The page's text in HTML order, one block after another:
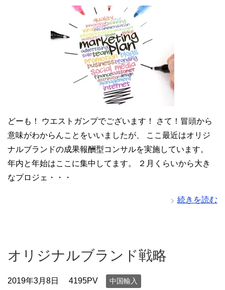
どーも！ ウエストガンプでございます！ さて！冒頭から
意味がわからんことをいいましたが、 ここ最近はオリジ
ナルブランドの成果報酬型コンサルを実施しています。
年内と年始はここに集中してます。 ２月くらいから大き
なプロジェ・・・
続きを読む
オリジナルブランド戦略
2019年3月8日 4195PV 中国輸入